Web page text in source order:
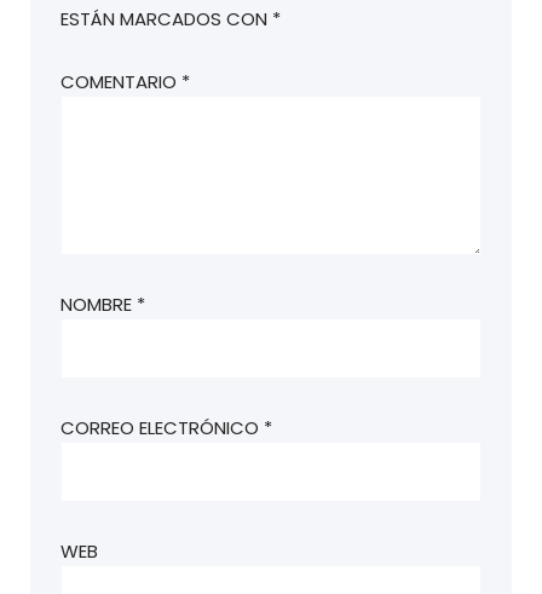
ESTÁN MARCADOS CON *
COMENTARIO *
NOMBRE *
CORREO ELECTRÓNICO *
WEB